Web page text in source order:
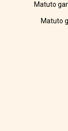
Matuto
Matuto